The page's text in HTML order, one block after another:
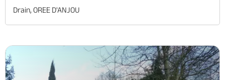
Drain, OREE D'ANJOU